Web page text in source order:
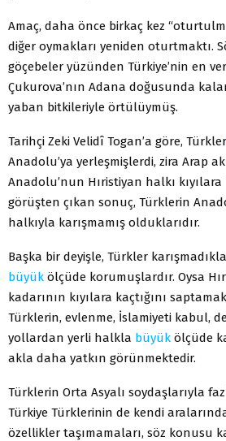
Amaç, daha önce birkaç kez
diğer oymakları yeniden oturtmaktı.
göçebeler yüzünden Türkiye’nin en
Çukurova’nın Adana doğusunda
yaban bitkileriyle örtülüymüş.
Tarihçi Zeki Velidî Togan’a göre, Türkler
Anadolu’ya yerleşmişlerdi, zira Arap
Anadolu’nun Hıristiyan halkı kıyılara
görüşten çıkan sonuç, Türklerin
halkıyla karışmamış olduklarıdır.
Başka bir deyişle, Türkler
büyük ölçüde korumuşlardır. Oysa
kadarının kıyılara kaçtığını
Türklerin, evlenme, İslamiyeti kabul,
yollardan yerli halkla büyük ölçüde
akla daha yatkın görünmektedir.
Türklerin Orta Asyalı soydaşlarıyla
Türkiye Türklerinin de kendi
özellikler taşımamaları, söz konusu